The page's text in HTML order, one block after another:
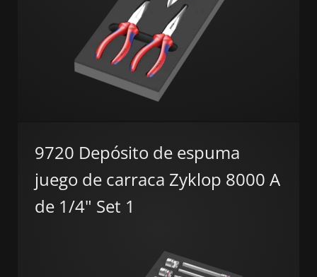
9720 Depósito de espuma
juego de carraca Zyklop 8000 A
de 1/4" Set 1